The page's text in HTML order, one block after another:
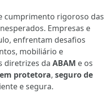
cumprimento rigoroso das
Empresas e
enfrentam desafios
mobiliário e
diretrizes da ABAM e os
protetora, seguro de
e segura.